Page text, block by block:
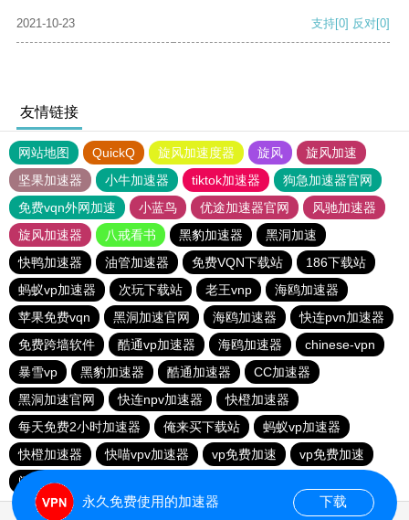
2021-10-23 支持[0] 反对[0]
友情链接
网站地图 QuickQ 旋风加速度器 旋风
旋风加速
坚果加速器
小牛加速器 tiktok加速器
狗急加速器官网
免费vqn外网加速
小蓝鸟 优途加速器官网
风驰加速器
旋风加速器
八戒看书 黑豹加速器
黑洞加速
快鸭加速器
油管加速器 免费VQN下载站
186下载站
蚂蚁vp加速器
次玩下载站 老王vnp
海鸥加速器
苹果免费vqn
黑洞加速官网 海鸥加速器
快连pvn加速器
免费跨墙软件
酷通vp加速器 海鸥加速器
chinese-vpn
暴雪vp
黑豹加速器 酷通加速器
CC加速器
黑洞加速官网
快连npv加速器
快橙加速器
每天免费2小时加速器
俺来买下载站
蚂蚁vp加速器
快橙加速器
快喵vpv加速器 vp免费加速
vp免费加速
闪电猫加速器-speedcat
永久免费使用的加速器 下载